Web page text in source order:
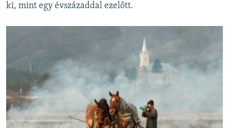
ki, mint egy évszázaddal ezelőtt.